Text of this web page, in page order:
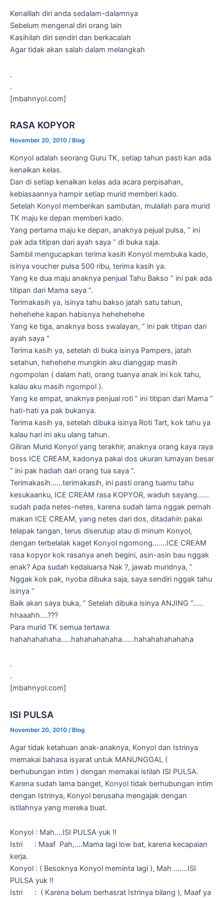
Kenalilah diri anda sedalam-dalamnya
Sebelum mengenal diri orang lain
Kasihilah diri sendiri dan berkacalah
Agar tidak akan salah dalam melangkah
.
.
[mbahnyol.com]
RASA KOPYOR
November 20, 2010 /Blog
Konyol adalah seorang Guru TK, setiap tahun pasti kan ada
kenaikan kelas.
Dan di setiap kenaikan kelas ada acara perpisahan,
kebiasaannya hampir setiap murid memberi kado.
Setelah Konyol memberikan sambutan, mulailah para murid
TK maju ke depan memberi kado.
Yang pertama maju ke depan, anaknya pejual pulsa, ” ini
pak ada titipan dari ayah saya ” di buka saja.
Sambil mengucapkan terima kasih Konyol membuka kado,
isinya voucher pulsa 500 ribu, terima kasih ya.
Yang ke dua maju anaknya penjual Tahu Bakso ” ini pak ada
titipan dari Mama saya “.
Terimakasih ya, isinya tahu bakso jatah satu tahun,
hehehehe kapan habisnya hehehehehe
Yang ke tiga, anaknya boss swalayan, ” ini pak titipan dari
ayah saya “
Terima kasih ya, setelah di buka isinya Pampers, jatah
setahun, hehehehe mungkin aku dianggap masih
ngompolan ( dalam hati, orang tuanya anak ini kok tahu,
kalau aku masih ngompol ).
Yang ke empat, anaknya penjual roti ” ini titipan dari Mama ”
hati-hati ya pak bukanya.
Terima kasih ya, setelah dibuka isinya Roti Tart, kok tahu ya
kalau hari ini aku ulang tahun.
Giliran Murid Konyol yang terakhir, anaknya orang kaya raya
boss ICE CREAM, kadonya pakai dos ukuran lumayan besar
” ini pak hadiah dari orang tua saya “.
Terimakasih……terimakasih, ini pasti orang tuamu tahu
kesukaanku, ICE CREAM rasa KOPYOR, waduh sayang……
sudah pada netes-netes, karena sudah lama nggak pernah
makan ICE CREAM, yang netes dari dos, ditadahin pakai
telapak tangan, terus diserutup atau di minum Konyol,
dengan terbelalak kaget Konyol ngomong…….ICE CREAM
rasa kopyor kok rasanya aneh begini, asin-asin bau nggak
enak? Apa sudah kedaluarsa Nak ?, jawab muridnya, ”
Nggak kok pak, nyoba dibuka saja, saya sendiri nggak tahu
isinya “
Baik akan saya buka, ” Setelah dibuka isinya ANJING “…..
hhaaahh….???
Para murid TK semua tertawa
hahahahahaha…..hahahahahaha……hahahahahahaha
.
.
[mbahnyol.com]
ISI PULSA
November 20, 2010 /Blog
Agar tidak ketahuan anak-anaknya, Konyol dan Istrinya
memakai bahasa isyarat untuk MANUNGGAL (
berhubungan intim ) dengan memakai istilah ISI PULSA.
Karena sudah lama banget, Konyol tidak berhubungan intim
dengan Istrinya, Konyol berusaha mengajak dengan
istilahnya yang mereka buat.
Konyol : Mah….ISI PULSA yuk !!
Istri : Maaf Pah,….Mama lagi low bat, karena kecapaian
kerja.
Konyol : ( Besoknya Konyol meminta lagi ), Mah …….ISI
PULSA yuk !!
Istri : ( Karena belum berhasrat Istrinya bilang ), Maaf ya